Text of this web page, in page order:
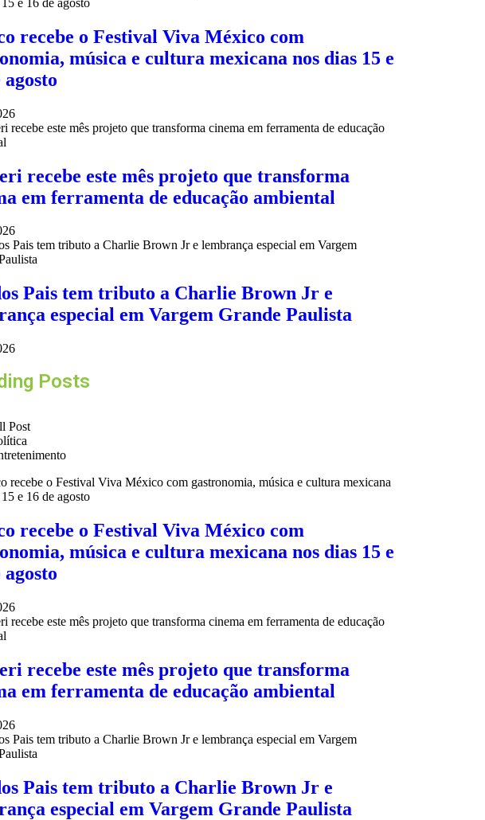
recebe o Festival Viva México com
música e cultura mexicana nos dias 15 e
agosto
recebe este mês projeto que transforma
em ferramenta de educação ambiental
Pais tem tributo a Charlie Brown Jr e
especial em Vargem Grande Paulista
Posts
Post
recebe o Festival Viva México com
música e cultura mexicana nos dias 15 e
agosto
recebe este mês projeto que transforma
em ferramenta de educação ambiental
Pais tem tributo a Charlie Brown Jr e
especial em Vargem Grande Paulista